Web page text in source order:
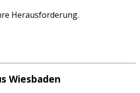
Herausforderung.
Wiesbaden